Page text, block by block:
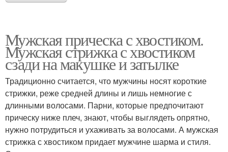
Мужская прическа с хвостиком.
Мужская стрижка с хвостиком
сзади на макушке и затылке
Традиционно считается, что мужчины носят короткие
стрижки, реже средней длины и лишь немногие с
длинными волосами. Парни, которые предпочитают
прическу ниже плеч, знают, чтобы выглядеть опрятно,
нужно потрудиться и ухаживать за волосами. А мужская
стрижка с хвостиком придает мужчине шарма и стиля.